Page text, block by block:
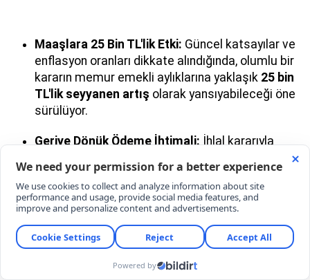
Maaşlara 25 Bin TL'lik Etki: Güncel katsayılar ve
enflasyon oranları dikkate alındığında, olumlu bir
kararın memur emekli aylıklarına yaklaşık 25 bin
TL'lik seyyanen artış olarak yansıyabileceği öne
sürülüyor.
Geriye Dönük Ödeme İhtimali: İhlal kararıyla
2023'ten bu yanaoluşan maaş farklarının da
yasal olarak talep edilmesinin yolu açılabilecek.
EMEKLİLERDEN İMZA KAMPANYASI
Sürecin Anayasa Mahkemesi tarafından mümkün
olan en kısa sürede esastan karara bağlanması için